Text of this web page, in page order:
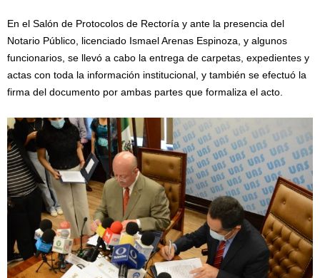
En el Salón de Protocolos de Rectoría y ante la presencia del
Notario Público, licenciado Ismael Arenas Espinoza, y algunos
funcionarios, se llevó a cabo la entrega de carpetas, expedientes y
actas con toda la información institucional, y también se efectuó la
firma del documento por ambas partes que formaliza el acto.